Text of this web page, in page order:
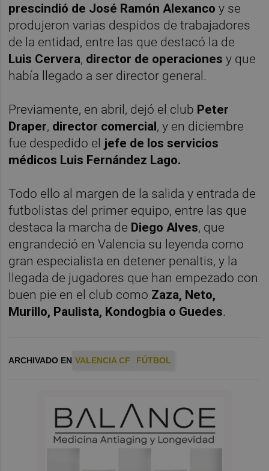
prescindió de José Ramón Alexanco y se
produjeron varias despidos de trabajadores
de la entidad, entre las que destacó la de
Luis Cervera, director de operaciones y que
había llegado a ser director general.
Previamente, en abril, dejó el club Peter
Draper, director comercial, y en diciembre
fue despedido el jefe de los servicios
médicos Luis Fernández Lago.
Todo ello al margen de la salida y entrada de
futbolistas del primer equipo, entre las que
destaca la marcha de Diego Alves, que
engrandeció en Valencia su leyenda como
gran especialista en detener penaltis, y la
llegada de jugadores que han empezado con
buen pie en el club como Zaza, Neto,
Murillo, Paulista, Kondogbia o Guedes.
ARCHIVADO EN VALENCIA CF FÚTBOL